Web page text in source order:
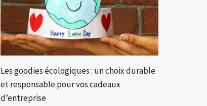
Les goodies écologiques : un choix durable
et responsable pour vos cadeaux
d’entreprise